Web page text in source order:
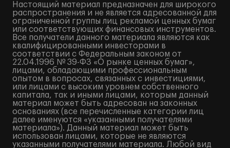
Настоящий материал предназначен для широкого
распространения и не является адресованной для
ограниченной группы лиц рекламой ценных бумаг
или соответствующих финансовых инструментов.
Все получатели данного материала являются как
квалифицированными инвесторами в
соответствии с Федеральным законом от
22.04.1996 № 39-ФЗ «О рынке ценных бумаг»,
лицами, обладающими профессиональным
опытом в вопросах, связанных с инвестициями,
или лицами с высоким уровнем собственного
капитала, так и иными лицами, которым данный
материал может быть адресован на законных
основаниях (все перечисленные категории лиц
далее именуются «указанными получателями
материала»). Данный материал может быть
использован лицами, которые не являются
указанными получателями материала. Любой вид